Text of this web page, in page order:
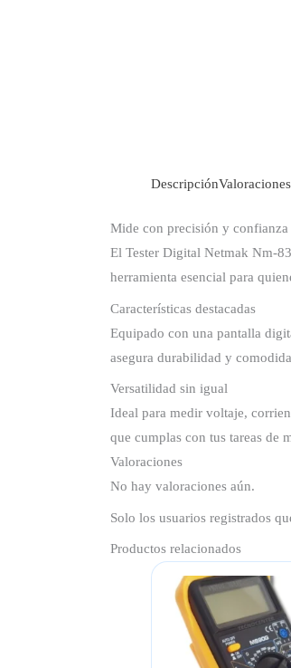
Descripción
Mide con precisión y confianza
El Tester Digital Netmak Nm-
herramienta esencial para
Características destacadas
Equipado con una pantalla
asegura durabilidad y
Versatilidad sin igual
Ideal para medir voltaje,
que cumplas con tus tareas de
Valoraciones
No hay valoraciones aún.
Solo los usuarios registrados
Productos relacionados